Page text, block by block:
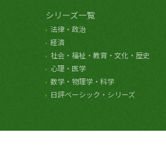
シリーズ一覧
法律・政治
経済
社会・福祉・教育・文化・歴史
心理・医学
数学・物理学・科学
日評ベーシック・シリーズ